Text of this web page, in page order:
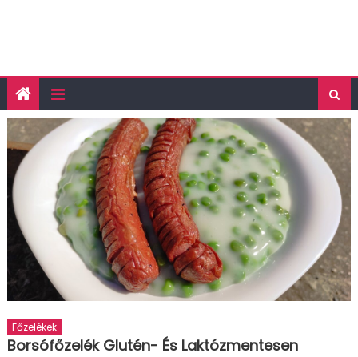
Főzelékek
Borsófőzelék Glutén- És Laktózmentesen